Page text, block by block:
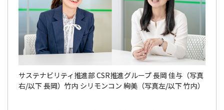
サステナビリティ推進部 CSR推進グループ 長岡 佳与（写真
右/以下 長岡）竹内 シリモンコン 絢美（写真左/以下 竹内）